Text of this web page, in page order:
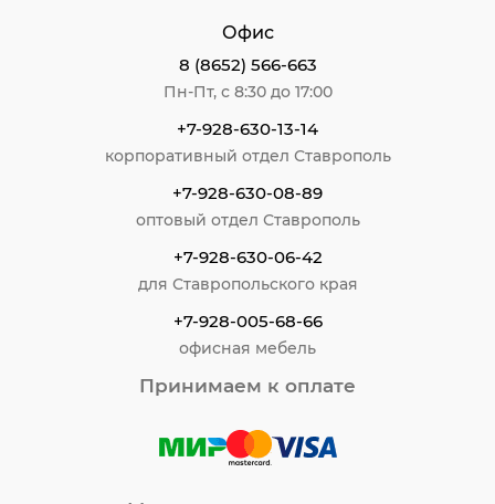
Офис
8 (8652) 566-663
Пн-Пт, с 8:30 до 17:00
+7-928-630-13-14
корпоративный отдел Ставрополь
+7-928-630-08-89
оптовый отдел Ставрополь
+7-928-630-06-42
для Ставропольского края
+7-928-005-68-66
офисная мебель
Принимаем к оплате